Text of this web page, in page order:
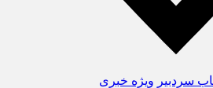
سردبیر ویژه خبری